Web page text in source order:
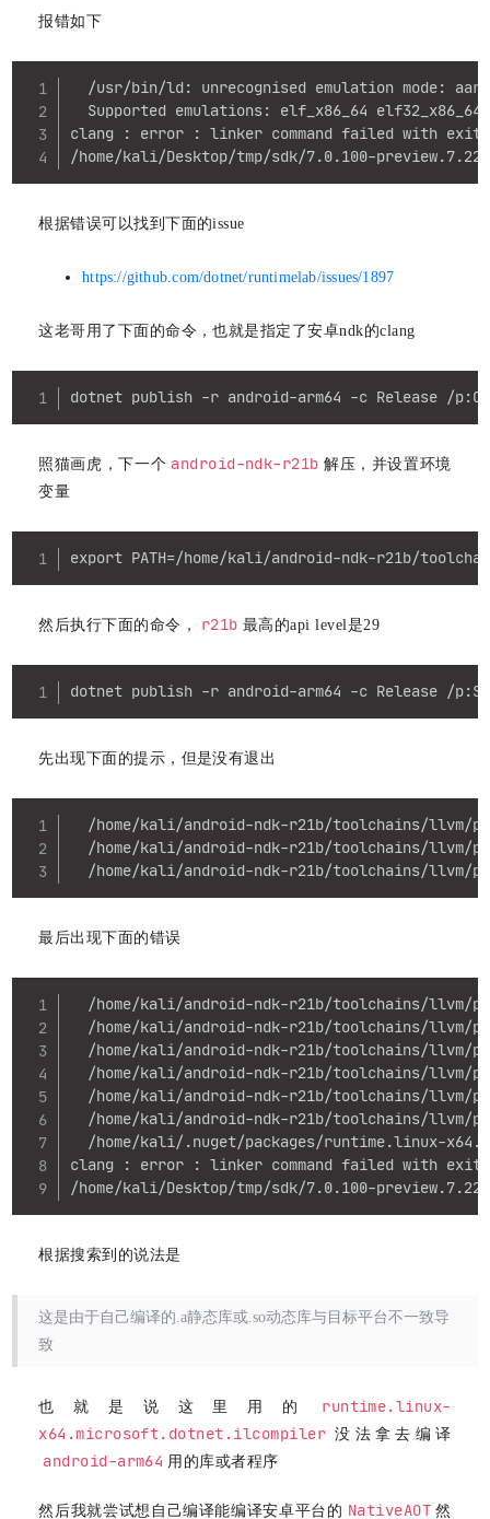
报错如下
/usr/bin/ld: unrecognised emulation mode:
Supported emulations: elf_x86_64
clang : error : linker command failed with exit
/home/kali/Desktop/tmp/sdk/7.0.100-
根据错误可以找到下面的issue
https://github.com/dotnet/runtimelab/issues/1897
这老哥用了下面的命令，也就是指定了安卓ndk的clang
dotnet publish -r android-arm64 -c Release /
照猫画虎，下一个 android-ndk-r21b 解压，并设置环境
变量
export PATH=/home/kali/android-ndk-r21b/
然后执行下面的命令， r21b 最高的api level是29
dotnet publish -r android-arm64 -c Release /
先出现下面的提示，但是没有退出
/home/kali/android-ndk-r21b/toolchains/
/home/kali/android-ndk-r21b/toolchains/llvm/
/home/kali/android-ndk-r21b/toolchains/llvm/
最后出现下面的错误
/home/kali/android-ndk-r21b/toolchains/llvm/
/home/kali/android-ndk-r21b/toolchains/llvm/
/home/kali/android-ndk-r21b/toolchains/llvm/
/home/kali/android-ndk-r21b/toolchains/llvm/
/home/kali/android-ndk-r21b/toolchains/llvm/
/home/kali/android-ndk-r21b/toolchains/llvm/
/home/kali/.nuget/packages/runtime.linux-
clang : error : linker command failed with exit
/home/kali/Desktop/tmp/sdk/7.0.100-
根据搜索到的说法是
这是由于自己编译的.a静态库或.so动态库与目标平台不一致导
致
也就是说这里用的
runtime.linux-
x64.microsoft.dotnet.ilcompiler 没法拿去编译
android-arm64 用的库或者程序
然后我就尝试想自己编译能编译安卓平台的 NativeAOT 然